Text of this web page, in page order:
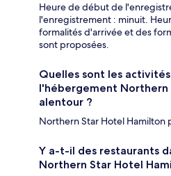
Heure de début de
l'enregistrement : minuit.
formalités d'arrivée et des
sont proposées.
Quelles sont les
l'hébergement
alentour ?
Northern Star Hotel Hamilton
Y a-t-il des restaurants
Northern Star Hotel